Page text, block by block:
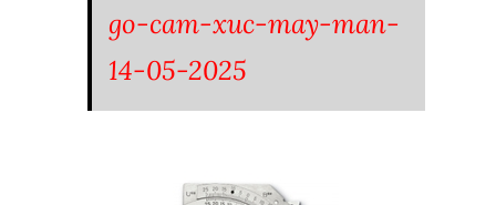
go-cam-xuc-may-man-
14-05-2025